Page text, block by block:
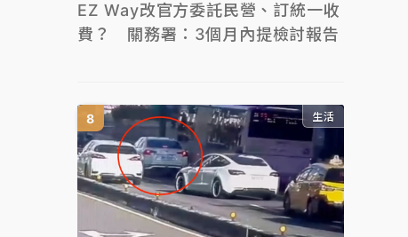
EZ Way改官方委託民營、訂統一收
費？ 關務署：3個月內提檢討報告
生活